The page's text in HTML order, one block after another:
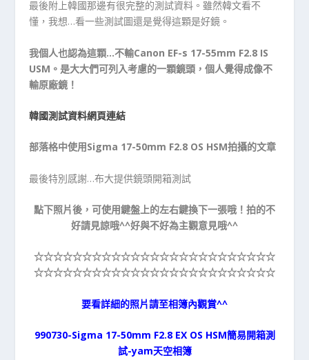
最後附上韓國那邊有很完整的測試資料。雖然韓文看不
懂，我想…看一些測試圖還是覺得這顆是好鏡。
我個人也認為這顆…不輸Canon EF-s 17-55mm F2.8 IS
USM。是大大們可列入考慮的一顆鏡頭，個人覺得成像不
輸原廠鏡！
韓國測試資料網頁連結
部落格中使用Sigma 17-50mm F2.8 OS HSM拍攝的文章
最後特別感謝…布大提供鏡頭開箱測試
點下照片後，可使用鍵盤上的左右鍵換下一張哦！拍的不
好請見諒哦^^好與不好為主觀意見哦^^
☆☆☆☆☆☆☆☆☆☆☆☆☆☆☆☆☆☆☆☆☆☆☆☆☆
☆☆☆☆☆☆☆☆☆☆☆☆☆☆☆☆☆☆☆☆☆☆☆☆☆
要看詳細的照片請至相簿內觀賞^^
990730-Sigma 17-50mm F2.8 EX OS HSM簡易開箱測
試-yam天空相簿